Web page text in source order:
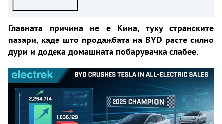
Главната причина не е Кина, туку странските
пазари, каде што продажбата на BYD расте силно
дури и додека домашната побарувачка слабее.